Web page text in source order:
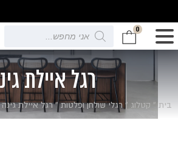
0
Products
search
רגל איילת
בית » קטלוג » רגלי שולחן ופלטות»רגל איילת גינה